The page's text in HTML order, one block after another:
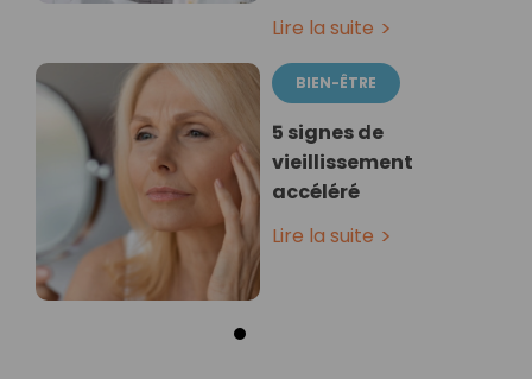
Lire la suite
BIEN-ÊTRE
5 signes de
vieillissement
accéléré
Lire la suite